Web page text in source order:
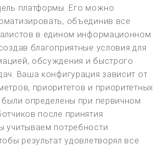
платформы. Его можно
объединив все
в едином информационном
благоприятные условия для
обсуждения и быстрого
Ваша конфигурация зависит от
приоритетов и приоритетных
были определены при первичном
после принятия
учитываем потребности
результат удовлетворял все